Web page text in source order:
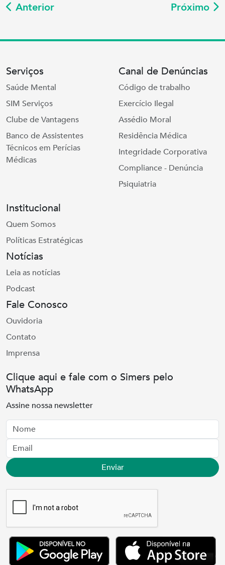
Anterior Próximo
Serviços
Saúde Mental
SIM Serviços
Clube de Vantagens
Banco de Assistentes
Técnicos em Perícias
Médicas
Canal de Denúncias
Código de trabalho
Exercício Ilegal
Assédio Moral
Residência Médica
Integridade Corporativa
Compliance - Denúncia
Psiquiatria
Institucional
Quem Somos
Políticas Estratégicas
Notícias
Leia as notícias
Podcast
Fale Conosco
Ouvidoria
Contato
Imprensa
Clique aqui e fale com o Simers pelo
WhatsApp
Assine nossa newsletter
Nome
Email
Enviar